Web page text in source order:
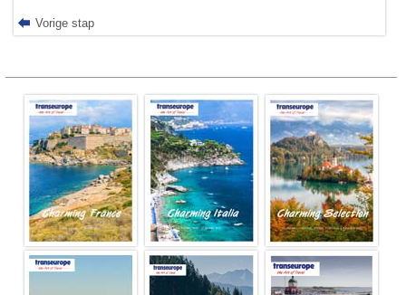
Vorige stap